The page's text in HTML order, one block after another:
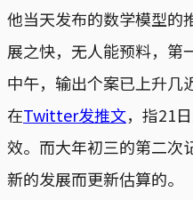
他当天发布的数学模型的
展之快，无人能预料，第
中午，输出个案已上升几
在Twitter发推文，指21
效。而大年初三的第二次
新的发展而更新估算的。